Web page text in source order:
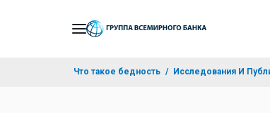
Что такое бедность Исследования И